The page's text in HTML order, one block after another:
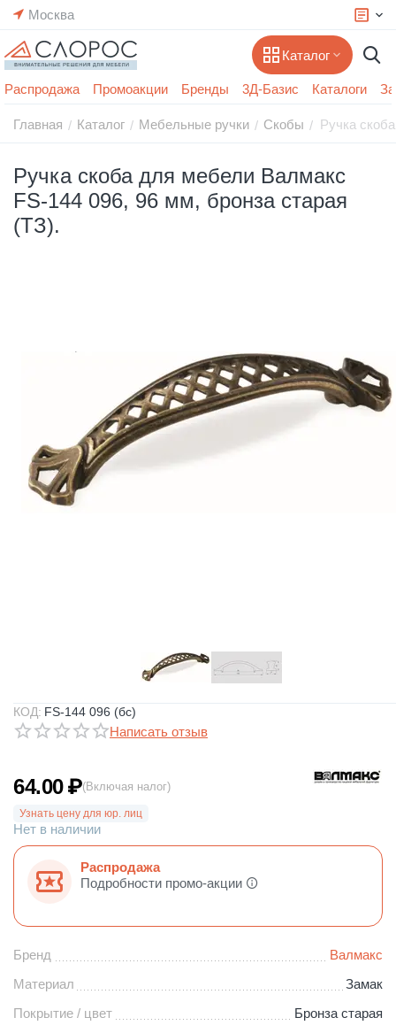
Москва
Каталог
Распродажа Промоакции Бренды 3Д-Базис Каталоги
Главная / Каталог / Мебельные ручки / Скобы / Ручка
Ручка скоба для мебели Валмакс
FS-144 096, 96 мм, бронза старая
(ТЗ).
КОД: FS-144 096 (бс)
Написать отзыв
64.00₽(Включая налог)
Узнать цену для юр. лиц
Нет в наличии
Распродажа
Подробности промо-акции
Бренд
Валмакс
Материал
Замак
Покрытие / цвет
Бронза старая